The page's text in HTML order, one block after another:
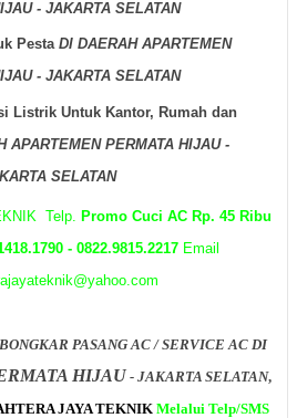
- JAKARTA SELATAN
Pesta DI DAERAH APARTEMEN
- JAKARTA SELATAN
Listrik Untuk Kantor, Rumah dan
APARTEMEN PERMATA HIJAU -
SELATAN
Telp. Promo Cuci AC Rp. 45 Ribu
- 0822.9815.2217 Email
PASANG AC / SERVICE AC DI
HIJAU- JAKARTA SELATAN,
JAYA TEKNIK Melalui Telp/SMS